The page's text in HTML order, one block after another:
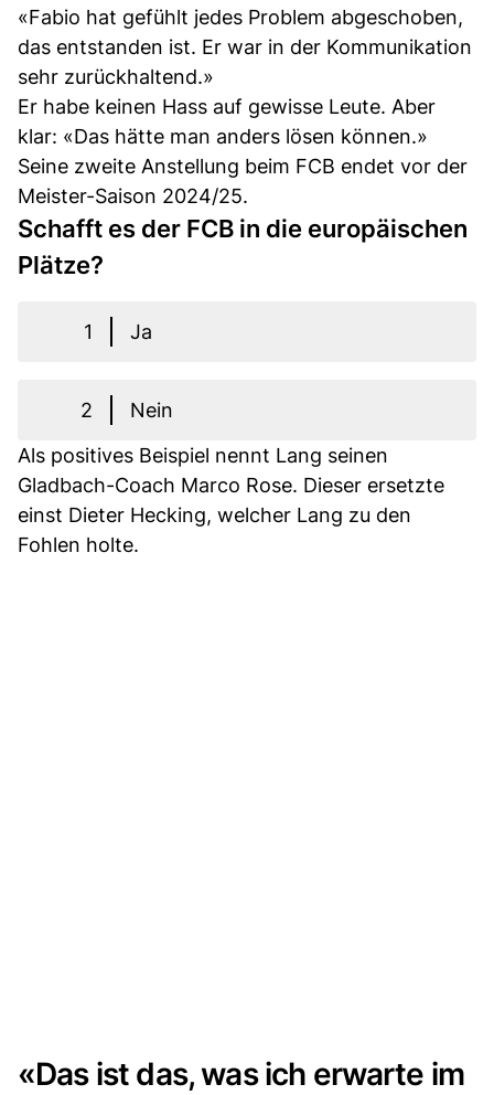
«Fabio hat gefühlt jedes Problem abgeschoben,
das entstanden ist. Er war in der Kommunikation
sehr zurückhaltend.»
Er habe keinen Hass auf gewisse Leute. Aber
klar: «Das hätte man anders lösen können.»
Seine zweite Anstellung beim FCB endet vor der
Meister-Saison 2024/25.
Schafft es der FCB in die europäischen
Plätze?
1 Ja
2
Nein
Als positives Beispiel nennt Lang seinen
Gladbach-Coach Marco Rose. Dieser ersetzte
einst Dieter Hecking, welcher Lang zu den
Fohlen holte.
«Das ist das, was ich erwarte im